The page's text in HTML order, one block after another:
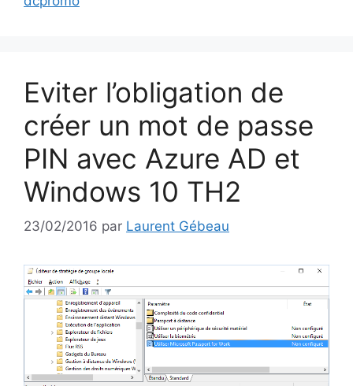
Eviter l’obligation de
créer un mot de passe
PIN avec Azure AD et
Windows 10 TH2
23/02/2016 par Laurent Gébeau